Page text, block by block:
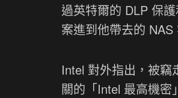
過英特爾的 DLP 保
案進到他帶去的 NAS
Intel 對外指出，被
關的「Intel 最高機密